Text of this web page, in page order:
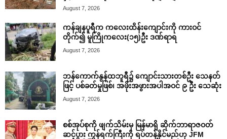
August 7, 2026
ကန်ချနပူရီက ကလေးထိန်းကျောင်းကို ကားဝင်
တိုက်၍ မူကြိုကလေး(၁၅)ဦး ဒဏ်ရာရ
August 7, 2026
ဘန်ကောက်နွန်ထဘူရီ၌ ကျောင်းသားတစ်ဦး သေနတ်
ဖြင့် ပစ်ခတ်မှုဖြစ်၊ အဖိုးအဖွားအပါအဝင် ၉ ဦး သေဆုံး
August 7, 2026
စစ်အုပ်စုကို ဖျက်သိမ်းမှ မြန်မာရှိ ဆိုက်ဘာရာဇဝတ်
ဆင့်ပွား ကွန်ရက်ကြီးကို ရပ်တန့်နိုင်မည်ဟု JFM